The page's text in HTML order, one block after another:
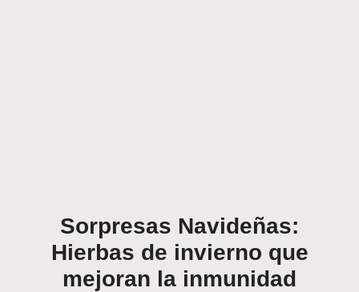
Sorpresas Navideñas:
Hierbas de invierno que
mejoran la inmunidad